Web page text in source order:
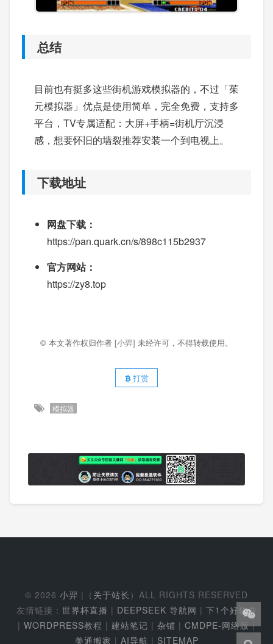
总结
目前也有挺多这些街机游戏模拟器的，不过「茱
元模拟器」优点是使用简单，完全免费，支持多
平台，TV专属适配：大屏+手柄=街机厅沉浸
感，想要怀旧的墙裂推荐安装一个到电视上。
下载地址
网盘下载：
https://pan.quark.cn/s/898c115b2937
官方网站：
https://zy8.top
© 本文著作权归作者 [小羿] 未经许可，不得转载使用。
打赏
模拟器
© 2026 小羿 |（ 关于站长 ）ALL RIGHTS RESERVED
友情链接： 世界杯直播 | DEEPSEEK 导航网 | 下1个好软件
| WORDPRESS教程 | 建站笔记 | 杂铺 | CMDPE-网络版|
美通搬家 | AI导航 | SITEMAP